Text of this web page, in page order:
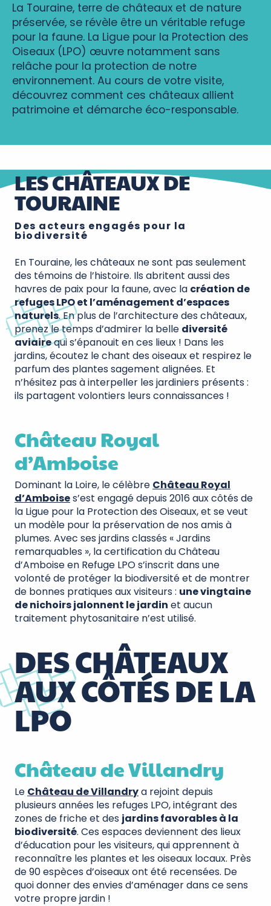
La Touraine, terre de châteaux et de nature
préservée, se révèle être un véritable refuge
pour la faune. La Ligue pour la Protection des
Oiseaux (LPO) œuvre notamment sans
relâche pour la protection de notre
environnement. Au cours de votre visite,
découvrez comment ces châteaux allient
patrimoine et démarche éco-responsable.
LES CHÂTEAUX DE
TOURAINE
Des acteurs engagés pour la
biodiversité
En Touraine, les châteaux ne sont pas seulement
des témoins de l’histoire. Ils abritent aussi des
havres de paix pour la faune, avec la création de
refuges LPO et l’aménagement d’espaces
naturels. En plus de l’architecture des châteaux,
prenez le temps d’admirer la belle diversité
aviairequi s’épanouit en ces lieux ! Dans les
jardins, écoutez le chant des oiseaux et respirez le
parfum des plantes sagement alignées. Et
n’hésitez pas à interpeller les jardiniers présents :
ils partagent volontiers leurs connaissances !
DES CHÂTEAUX
AUX CÔTÉS DE LA
LPO
Château de Villandry
Le Château de Villandrya rejoint depuis
plusieurs années les refuges LPO, intégrant des
zones de friche et des jardins favorables à la
biodiversité. Ces espaces deviennent des lieux
d’éducation pour les visiteurs, qui apprennent à
reconnaître les plantes et les oiseaux locaux. Près
de 90 espèces d’oiseaux ont été recensées. De
quoi donner des envies d’aménager dans ce sens
votre propre jardin !
Château Royal
d’Amboise
Dominant la Loire, le célèbre Château Royal
d’Amboises’est engagé depuis 2016 aux côtés de
la Ligue pour la Protection des Oiseaux, et se veut
un modèle pour la préservation de nos amis à
plumes. Avec ses jardins classés « Jardins
remarquables », la certification du Château
d’Amboise en Refuge LPO s’inscrit dans une
volonté de protéger la biodiversité et de montrer
de bonnes pratiques aux visiteurs : une vingtaine
de nichoirs jalonnent le jardin et aucun
traitement phytosanitaire n’est utilisé.